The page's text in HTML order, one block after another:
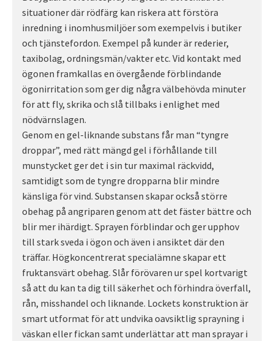
situationer där rödfärg kan riskera att förstöra
inredning i inomhusmiljöer som exempelvis i butiker
och tjänstefordon. Exempel på kunder är rederier,
taxibolag, ordningsmän/vakter etc. Vid kontakt med
ögonen framkallas en övergående förblindande
ögonirritation som ger dig några välbehövda minuter
för att fly, skrika och slå tillbaks i enlighet med
nödvärnslagen.
Genom en gel-liknande substans får man “tyngre
droppar”, med rätt mängd gel i förhållande till
munstycket ger det i sin tur maximal räckvidd,
samtidigt som de tyngre dropparna blir mindre
känsliga för vind. Substansen skapar också större
obehag på angriparen genom att det fäster bättre och
blir mer ihärdigt. Sprayen förblindar och ger upphov
till stark sveda i ögon och även i ansiktet där den
träffar. Högkoncentrerat specialämne skapar ett
fruktansvärt obehag. Slår förövaren ur spel kortvarigt
så att du kan ta dig till säkerhet och förhindra överfall,
rån, misshandel och liknande. Lockets konstruktion är
smart utformat för att undvika oavsiktlig sprayning i
väskan eller fickan samt underlättar att man sprayar i